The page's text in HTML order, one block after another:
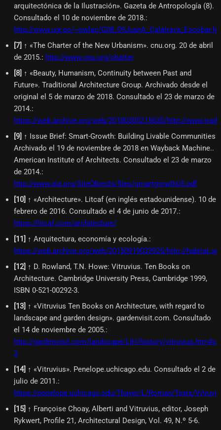
arquitectónica de la Ilustración». Gazeta de Antropología (8).
Consultado el 10 de noviembre de 2018.:
http://www.ugr.es/~pwlac/
[7] ↑ «The Charter of the New Urbanism». cnu.org. 20 de abril
de 2015.: http://www.cnu.org/charter
[8] ↑ «Beauty, Humanism, Continuity between Past and
Future». Traditional Architecture Group. Archivado desde el
original el 5 de marzo de 2018. Consultado el 23 de marzo de
2014.:
https://web.archive.org/web/20180305215635/http://
[9] ↑ Issue Brief: Smart-Growth: Building Livable Communities
Archivado el 19 de noviembre de 2018 en Wayback Machine..
American Institute of Architects. Consultado el 23 de marzo
de 2014.:
http://www.aia.org/SiteObjects/files/smartgrowth05.pdf
[10] ↑ «Architecture». Litcaf (en inglés estadounidense). 10 de
febrero de 2016. Consultado el 4 de junio de 2017.:
https://litcaf.com/architecture/
[11] ↑ Arquitectura, economía y ecología.:
https://web.archive.org/web/20150919033925/http://
[12] ↑ D. Rowland, T.N. Howe: Vitruvius. Ten Books on
Architecture. Cambridge University Press, Cambridge 1999,
ISBN 0-521-00292-3.
[13] ↑ «Vitruvius Ten Books on Architecture, with regard to
landscape and garden design». gardenvisit.com. Consultado
el 14 de noviembre de 2005.:
http://gardenvisit.com/landscape/LIH/history/
3
[14] ↑ «Vitruvius». Penelope.uchicago.edu. Consultado el 2 de
julio de 2011.:
https://penelope.uchicago.edu/Thayer/L/Roman/Texts/
[15] ↑ Françoise Choay, Alberti and Vitruvius, editor, Joseph
Rykwert, Profile 21, Architectural Design, Vol. 49, N.º 5-6.